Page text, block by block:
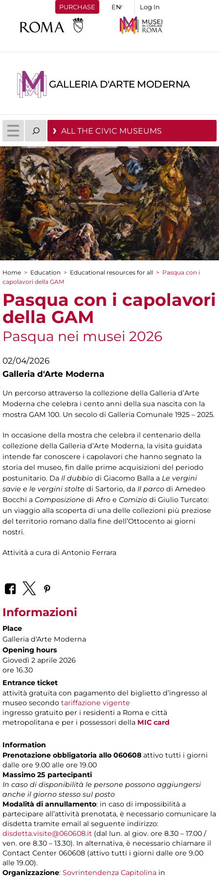
PURCHASE Log In
GALLERIA D'ARTE MODERNA
ALL THE CIVIC MUSEUMS
You are here
Home > Education > Educational resources for all > Pasqua con i
capolavori della GAM
Pasqua con i capolavori
della GAM
Pasqua nei musei 2026
02/04/2026
Galleria d'Arte Moderna
Un percorso attraverso la collezione della Galleria d’Arte
Moderna che celebra i cento anni della sua nascita con la
mostra GAM 100. Un secolo di Galleria Comunale 1925 – 2025.
In occasione della mostra che celebra il centenario della
collezione della Galleria d’Arte Moderna, la visita guidata
intende far conoscere i capolavori che hanno segnato la
storia del museo, fin dalle prime acquisizioni del periodo
postunitario. Da Il dubbio di Giacomo Balla a Le vergini
savie e le vergini stolte di Sartorio, da Il parco di Amedeo
Bocchi a Composizione di Afro e Comizio di Giulio Turcato:
un viaggio alla scoperta di una delle collezioni più preziose
del territorio romano dalla fine dell’Ottocento ai giorni
nostri.
Attività a cura di Antonio Ferrara
Informazioni
Place
Galleria d'Arte Moderna
Opening hours
Giovedì 2 aprile 2026
ore 16.30
Entrance ticket
attività gratuita con pagamento del biglietto d’ingresso al
museo secondo tariffazione vigente
ingresso gratuito per i residenti a Roma e città
metropolitana e per i possessori della MIC card
Information
Prenotazione obbligatoria allo 060608 attivo tutti i giorni
dalle ore 9.00 alle ore 19.00
Massimo 25 partecipanti
In caso di disponibilità le persone possono aggiungersi
anche il giorno stesso sul posto
Modalità di annullamento: in caso di impossibilità a
partecipare all’attività prenotata, è necessario comunicare la
disdetta tramite email al seguente indirizzo:
disdetta.visite@060608.it (dal lun. al giov. ore 8.30 – 17.00 /
ven. ore 8.30 – 13.30). In alternativa, è necessario chiamare il
Contact Center 060608 (attivo tutti i giorni dalle ore 9.00
alle 19.00).
Organizzazione: Sovrintendenza Capitolina in